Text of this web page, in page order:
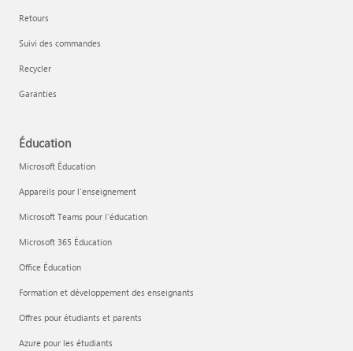
Retours
Suivi des commandes
Recycler
Garanties
Éducation
Microsoft Éducation
Appareils pour l’enseignement
Microsoft Teams pour l’éducation
Microsoft 365 Éducation
Office Éducation
Formation et développement des enseignants
Offres pour étudiants et parents
Azure pour les étudiants